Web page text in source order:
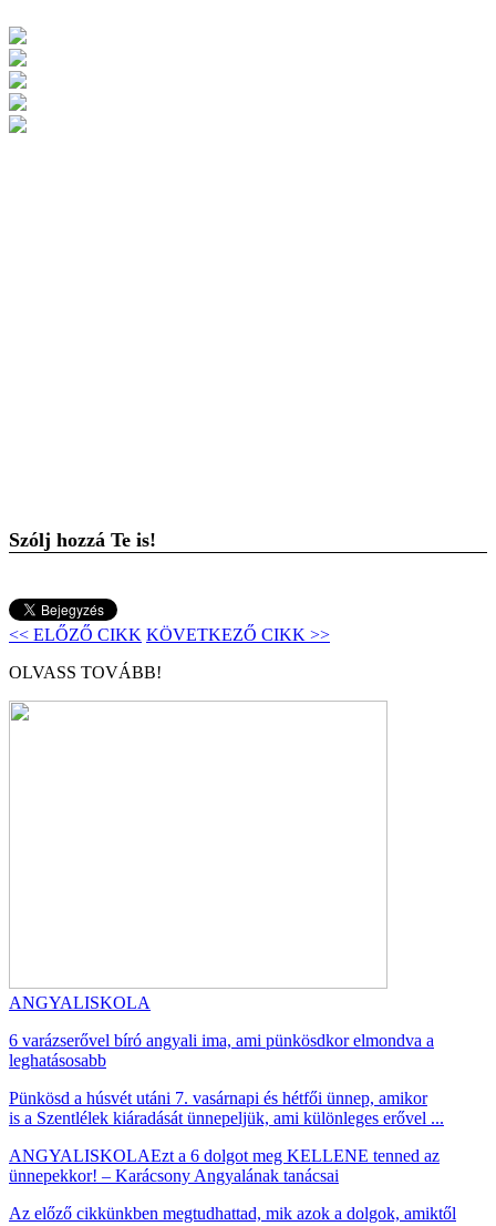
Szólj hozzá Te is!
<< ELŐZŐ CIKK KÖVETKEZŐ CIKK >>
OLVASS TOVÁBB!
ANGYALISKOLA
6 varázserővel bíró angyali ima, ami pünkösdkor elmondva a
leghatásosabb
Pünkösd a húsvét utáni 7. vasárnapi és hétfői ünnep, amikor
is a Szentlélek kiáradását ünnepeljük, ami különleges erővel ...
ANGYALISKOLAEzt a 6 dolgot meg KELLENE tenned az
ünnepekkor! – Karácsony Angyalának tanácsai
Az előző cikkünkben megtudhattad, mik azok a dolgok, amiktől